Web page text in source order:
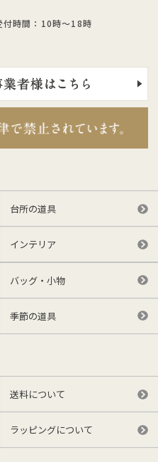
付時間：10時～18時
台所の道具
インテリア
バッグ・小物
季節の道具
送料について
ラッピングについて